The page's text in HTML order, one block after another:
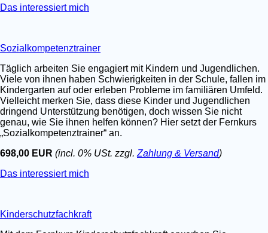
Das interessiert mich
Sozialkompetenztrainer
Täglich arbeiten Sie engagiert mit Kindern und Jugendlichen.
Viele von ihnen haben Schwierigkeiten in der Schule, fallen im
Kindergarten auf oder erleben Probleme im familiären Umfeld.
Vielleicht merken Sie, dass diese Kinder und Jugendlichen
dringend Unterstützung benötigen, doch wissen Sie nicht
genau, wie Sie ihnen helfen können? Hier setzt der Fernkurs
„Sozialkompetenztrainer“ an.
698,00 EUR (incl. 0% USt. zzgl. Zahlung & Versand)
Das interessiert mich
Kinderschutzfachkraft